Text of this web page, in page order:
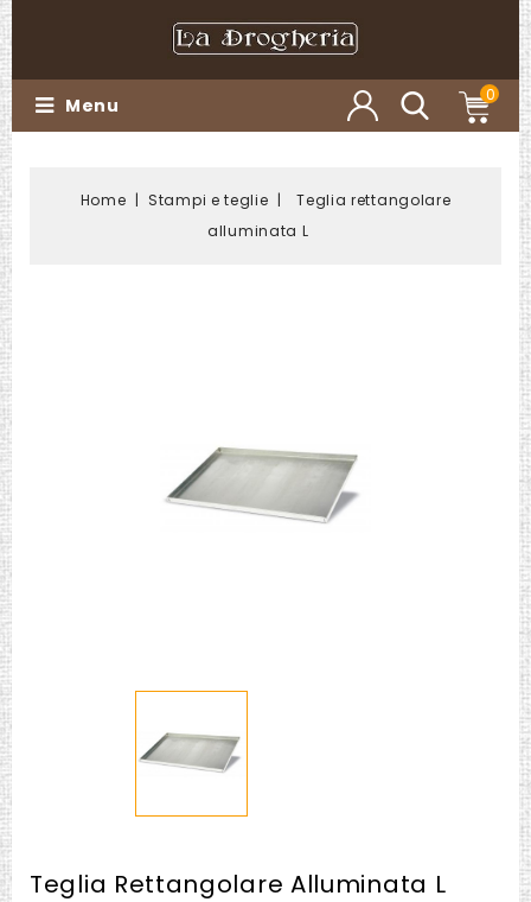
0
Menu
Home Stampi e teglie
Teglia rettangolare
alluminata L
Teglia Rettangolare Alluminata L